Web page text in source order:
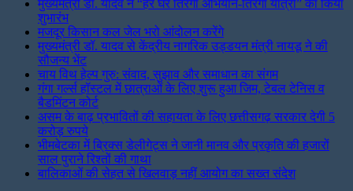
मुख्यमंत्री डॉ. यादव ने “हर घर तिरंगा अभियान-तिरंगा यात्रा” का किया
शुभारंभ
मजदूर किसान कल जेल भरो आंदोलन करेंगे
मुख्यमंत्री डॉ. यादव से केंद्रीय नागरिक उड्डयन मंत्री नायडू ने की
सौजन्य भेंट
चाय विथ हेल्प गुरु: संवाद, सुझाव और समाधान का संगम
गंगा गर्ल्स हॉस्टल में छात्राओं के लिए शुरू हुआ जिम, टेबल टेनिस व
बैडमिंटन कोर्ट
असम के बाढ़ प्रभावितों की सहायता के लिए छत्तीसगढ़ सरकार देगी 5
करोड़ रुपये
भीमबेटका में ब्रिक्स डेलीगेट्स ने जानी मानव और प्रकृति की हजारों
साल पुराने रिश्तों की गाथा
बालिकाओं की सेहत से खिलवाड़ नहीं आयोग का सख्त संदेश